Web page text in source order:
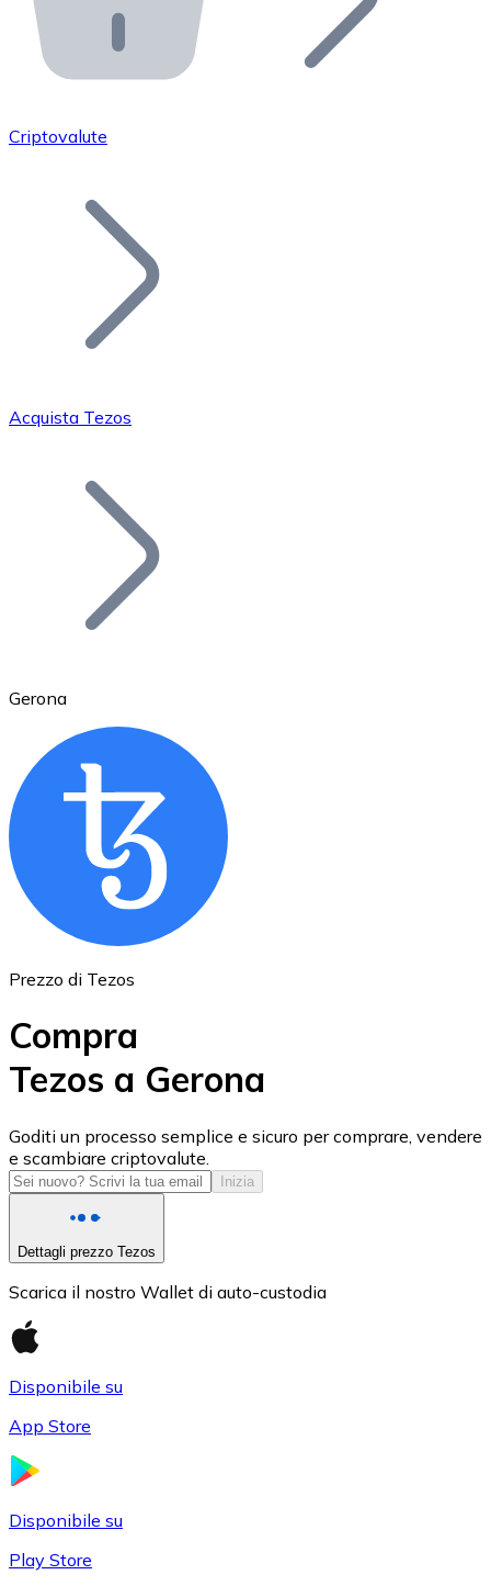
API Bitnovo
Integra la nostra API nel tuo ecosistema.
Unisciti alla nostra rete di rivenditori e
Aggiungi il token del tuo progetto al nostro servizio di
Bitcoin
ETH
USD Coin
USDC
Criptovalute
Acquista Tezos
Gerona
Prezzo di Tezos
Compra
Tezos a Gerona
Goditi un processo semplice e sicuro per comprare, vendere
e scambiare criptovalute.
Inizia
Dettagli prezzo Tezos
Scarica il nostro Wallet di auto-custodia
Disponibile su
App Store
Disponibile su
Play Store